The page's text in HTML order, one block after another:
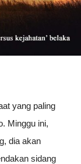
yang paling
Minggu ini,
dia akan
sidang